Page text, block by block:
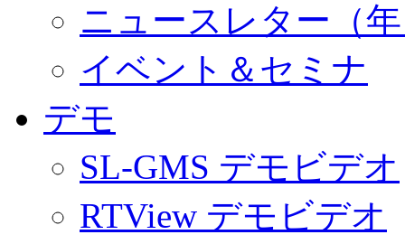
ニュースレター（
イベント＆セミナ
デモ
SL-GMS デモビデオ
RTView デモビデオ